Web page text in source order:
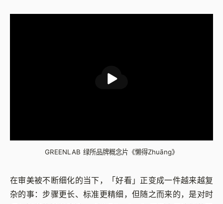
GREENLAB 绿所品牌概念片《懒得Zhuāng》
在审美被不断细化的当下，「好看」正变成一件越来越复
杂的事：步骤更长、标准更精细，但随之而来的，是对时